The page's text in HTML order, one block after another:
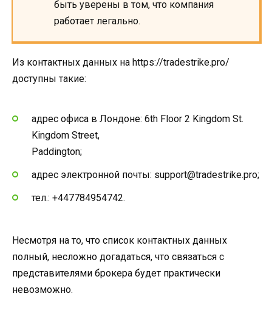
быть уверены в том, что компания
работает легально.
Из контактных данных на https://tradestrike.pro/
доступны такие:
адрес офиса в Лондоне: 6th Floor 2 Kingdom St.
Kingdom Street,
Paddington;
адрес электронной почты: support@tradestrike.pro;
тел.: +447784954742.
Несмотря на то, что список контактных данных
полный, несложно догадаться, что связаться с
представителями брокера будет практически
невозможно.